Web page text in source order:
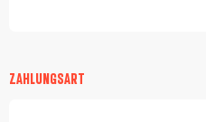
ZAHLUNGSART